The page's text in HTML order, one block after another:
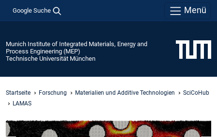
Google Suche Menü
Munich Institute of Integrated Materials, Energy and
Process Engineering (MEP)
Technische Universität München
Startseite Forschung Materialien und Additive Technologien
SciCoHub
LAMAS